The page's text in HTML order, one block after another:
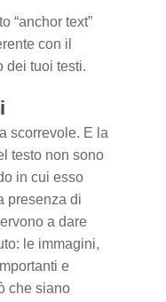
“anchor text”
con il
dei tuoi testi.
scorrevole. E la
testo non sono
in cui esso
presenza di
a dare
le immagini,
e
che siano